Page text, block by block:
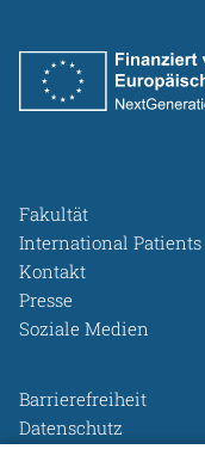
Fakultät
International Patients
Kontakt
Presse
Soziale Medien
Barrierefreiheit
Datenschutz